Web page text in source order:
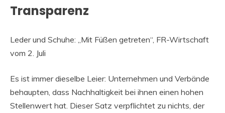
Transparenz
Leder und Schuhe: „Mit Füßen getreten“, FR-Wirtschaft
vom 2. Juli
Es ist immer dieselbe Leier: Unternehmen und Verbände
behaupten, dass Nachhaltigkeit bei ihnen einen hohen
Stellenwert hat. Dieser Satz verpflichtet zu nichts, der